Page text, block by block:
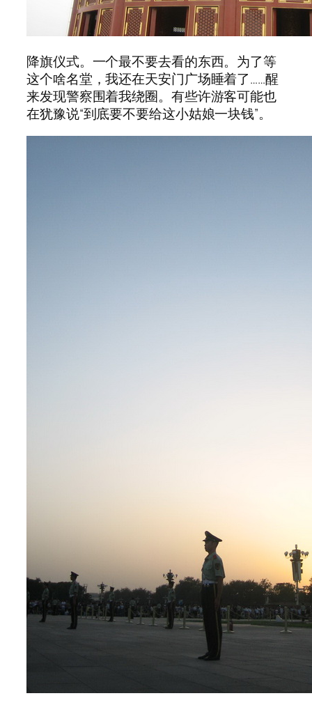
降旗仪式。一个最不要去看的东西。为了等
这个啥名堂，我还在天安门广场睡着了……醒
来发现警察围着我绕圈。有些许游客可能也
在犹豫说“到底要不要给这小姑娘一块钱”。